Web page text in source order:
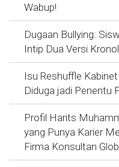
Wabup!
Dugaan Bullying:
Intip Dua Versi
Isu Reshuffle
Diduga jadi Penentu
Profil Harits
yang Punya Karier
Firma Konsultan